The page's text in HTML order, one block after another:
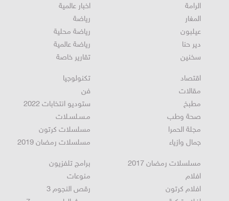
الرامة
المغار
عيلبون
دير حنا
سخنين
اخبار عالمية
رياضة
رياضة محلية
رياضة عالمية
تقارير خاصة
اقتصاد
مقالات
مطبخ
صحة وطب
مجلة الحمرا
جمال وازياء
تكنولوجيا
فن
ستوديو انتخابات 2022
مـسـلسـلات
مسلسلات كرتون
مسلسلات رمضان 2019
مسلسلات رمضان 2017
افلام
افلام كرتون
برامج تلفزيون
منوعات
رقص النجوم 3